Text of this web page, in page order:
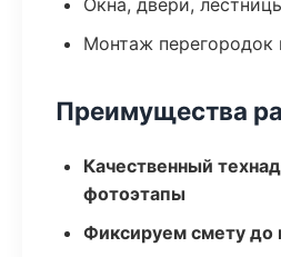
Окна, двери,
Монтаж перегородок
Преимущества
Качественный
фотоэтапы
Фиксируем смету до